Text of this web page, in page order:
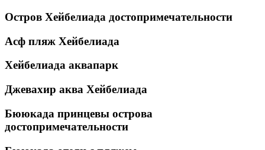
Остров Хейбелиада достопримечательности
Асф пляж Хейбелиада
Хейбелиада аквапарк
Джевахир аква Хейбелиада
Бююкада принцевы острова
достопримечательности